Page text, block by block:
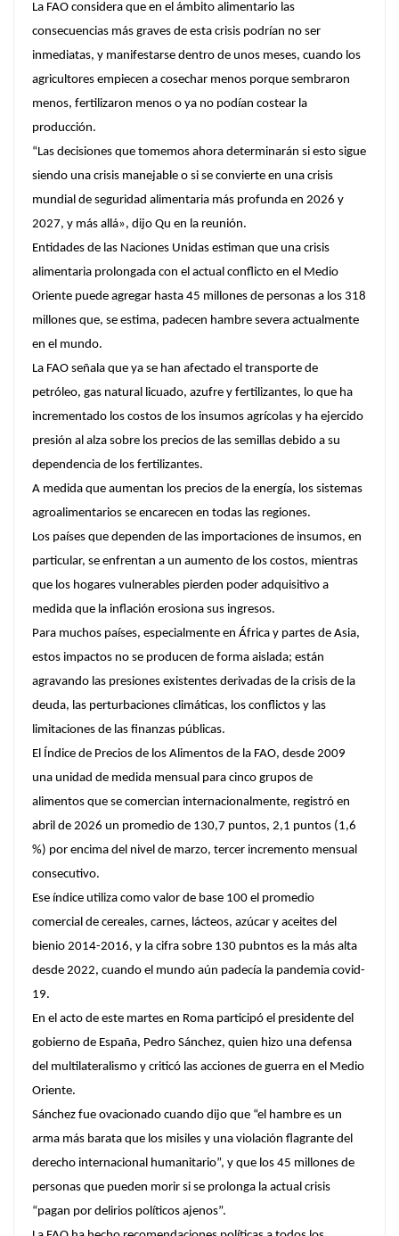
La FAO considera que en el ámbito alimentario las
consecuencias más graves de esta crisis podrían no ser
inmediatas, y manifestarse dentro de unos meses, cuando los
agricultores empiecen a cosechar menos porque sembraron
menos, fertilizaron menos o ya no podían costear la
producción.
“Las decisiones que tomemos ahora determinarán si esto sigue
siendo una crisis manejable o si se convierte en una crisis
mundial de seguridad alimentaria más profunda en 2026 y
2027, y más allá», dijo Qu en la reunión.
Entidades de las Naciones Unidas estiman que una crisis
alimentaria prolongada con el actual conflicto en el Medio
Oriente puede agregar hasta 45 millones de personas a los 318
millones que, se estima, padecen hambre severa actualmente
en el mundo.
La FAO señala que ya se han afectado el transporte de
petróleo, gas natural licuado, azufre y fertilizantes, lo que ha
incrementado los costos de los insumos agrícolas y ha ejercido
presión al alza sobre los precios de las semillas debido a su
dependencia de los fertilizantes.
A medida que aumentan los precios de la energía, los sistemas
agroalimentarios se encarecen en todas las regiones.
Los países que dependen de las importaciones de insumos, en
particular, se enfrentan a un aumento de los costos, mientras
que los hogares vulnerables pierden poder adquisitivo a
medida que la inflación erosiona sus ingresos.
Para muchos países, especialmente en África y partes de Asia,
estos impactos no se producen de forma aislada; están
agravando las presiones existentes derivadas de la crisis de la
deuda, las perturbaciones climáticas, los conflictos y las
limitaciones de las finanzas públicas.
El Índice de Precios de los Alimentos de la FAO, desde 2009
una unidad de medida mensual para cinco grupos de
alimentos que se comercian internacionalmente, registró en
abril de 2026 un promedio de 130,7 puntos, 2,1 puntos (1,6
%) por encima del nivel de marzo, tercer incremento mensual
consecutivo.
Ese índice utiliza como valor de base 100 el promedio
comercial de cereales, carnes, lácteos, azúcar y aceites del
bienio 2014-2016, y la cifra sobre 130 pubntos es la más alta
desde 2022, cuando el mundo aún padecía la pandemia covid-
19.
En el acto de este martes en Roma participó el presidente del
gobierno de España, Pedro Sánchez, quien hizo una defensa
del multilateralismo y criticó las acciones de guerra en el Medio
Oriente.
Sánchez fue ovacionado cuando dijo que “el hambre es un
arma más barata que los misiles y una violación flagrante del
derecho internacional humanitario”, y que los 45 millones de
personas que pueden morir si se prolonga la actual crisis
“pagan por delirios políticos ajenos”.